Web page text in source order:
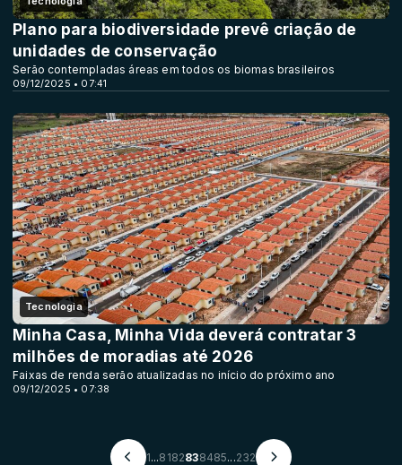
09/12/2025 • 07:41
Plano para biodiversidade prevê criação de
unidades de conservação
Serão contempladas áreas em todos os biomas brasileiros
Tecnologia
09/12/2025 • 07:38
Minha Casa, Minha Vida deverá contratar 3
milhões de moradias até 2026
Faixas de renda serão atualizadas no início do próximo ano
1...8182838485...232